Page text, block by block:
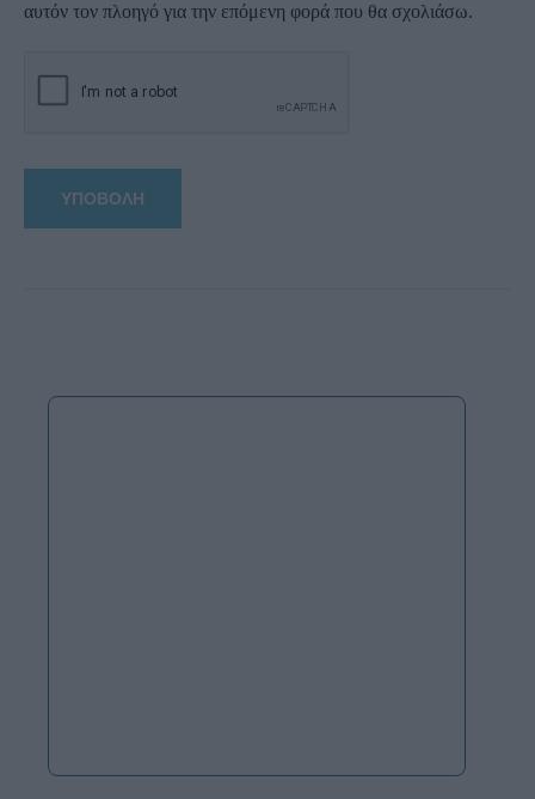
αυτόν τον πλοηγό για την επόμενη φορά που θα σχολιάσω.